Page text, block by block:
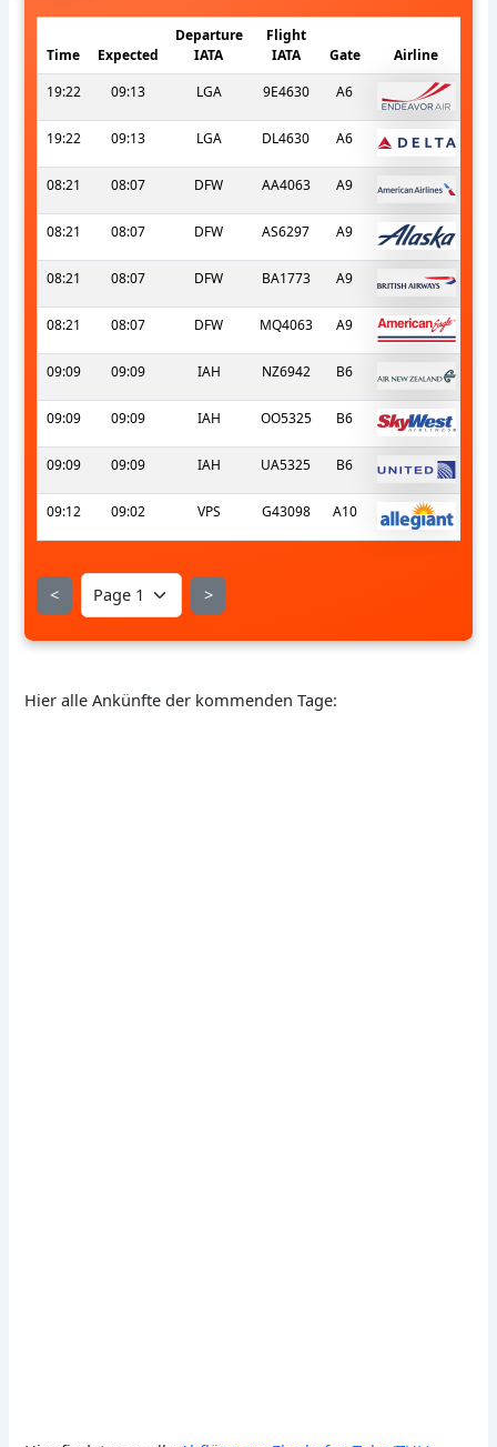
Time Expected
Departure
IATA
Flight
IATA
Gate
Airline
19:22
09:13 LGA 9E4630 A6
19:22 09:13 LGA DL4630 A6
08:21 08:07 DFW AA4063 A9
08:21 08:07 DFW AS6297 A9
08:21 08:07 DFW BA1773 A9
08:21 08:07 DFW MQ4063 A9
09:09 09:09 IAH NZ6942 B6
09:09 09:09 IAH OO5325 B6
09:09 09:09 IAH UA5325 B6
09:12 09:02 VPS G43098 A10
< >
Hier alle Ankünfte der kommenden Tage: